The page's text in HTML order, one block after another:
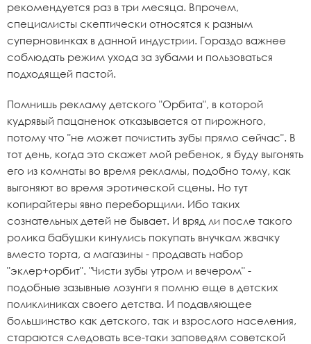
рекомендуется раз в три месяца. Впрочем,
специалисты скептически относятся к разным
суперновинках в данной индустрии. Гораздо важнее
соблюдать режим ухода за зубами и пользоваться
подходящей пастой.
Помнишь рекламу детского "Орбита", в которой
кудрявый пацаненок отказывается от пирожного,
потому что "не может почистить зубы прямо сейчас". В
тот день, когда это скажет мой ребенок, я буду выгонять
его из комнаты во время рекламы, подобно тому, как
выгоняют во время эротической сцены. Но тут
копирайтеры явно переборщили. Ибо таких
сознательных детей не бывает. И вряд ли после такого
ролика бабушки кинулись покупать внучкам жвачку
вместо торта, а магазины - продавать набор
"эклер+орбит". "Чисти зубы утром и вечером" -
подобные зазывные лозунги я помню еще в детских
поликлиниках своего детства. И подавляющее
большинство как детского, так и взрослого населения,
стараются следовать все-таки заповедям советской